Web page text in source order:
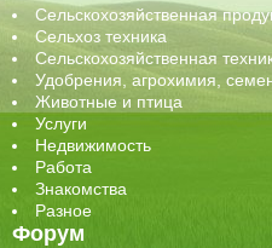
Сельскохозяйственная
Сельхоз техника
Сельскохозяйственная
Удобрения, агрохимия,
Животные и птица
Услуги
Недвижимость
Работа
Знакомства
Разное
Форум